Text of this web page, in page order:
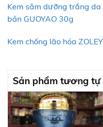
Kem sâm dưỡng trắng
bản GUOYAO 30g
Kem chống lão hóa
Sản phẩm tương tự